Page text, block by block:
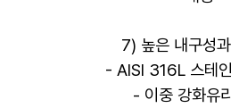
7) 높은 내구성
- AISI 316L 스테
- 이중 강화유